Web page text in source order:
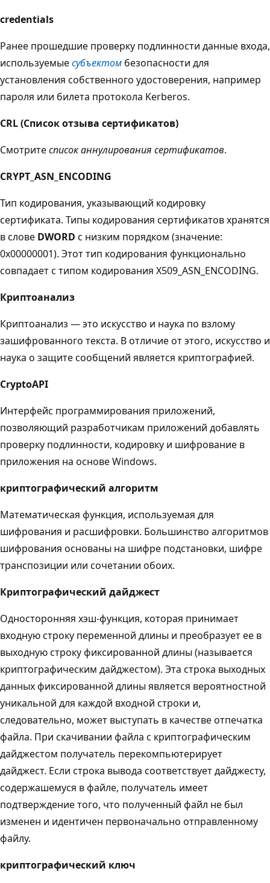
credentials
Ранее прошедшие проверку подлинности данные входа,
используемыесубъектом безопасности для
установления собственного удостоверения, например
пароля или билета протокола Kerberos.
CRL (Список отзыва сертификатов)
Смотритесписок аннулирования сертификатов.
CRYPT_ASN_ENCODING
Тип кодирования, указывающий кодировку
сертификата. Типы кодирования сертификатов хранятся
в слове DWORD с низким порядком (значение:
0x00000001). Этот тип кодирования функционально
совпадает с типом кодирования X509_ASN_ENCODING.
Криптоанализ
Криптоанализ — это искусство и наука по взлому
зашифрованного текста. В отличие от этого, искусство и
наука о защите сообщений является криптографией.
CryptoAPI
Интерфейс программирования приложений,
позволяющий разработчикам приложений добавлять
проверку подлинности, кодировку и шифрование в
приложения на основе Windows.
криптографический алгоритм
Математическая функция, используемая для
шифрования и расшифровки. Большинство алгоритмов
шифрования основаны на шифре подстановки, шифре
транспозиции или сочетании обоих.
Криптографический дайджест
Односторонняя хэш-функция, которая принимает
входную строку переменной длины и преобразует ее в
выходную строку фиксированной длины (называется
криптографическим дайджестом). Эта строка выходных
данных фиксированной длины является вероятностной
уникальной для каждой входной строки и,
следовательно, может выступать в качестве отпечатка
файла. При скачивании файла с криптографическим
дайджестом получатель перекомпьютерирует
дайджест. Если строка вывода соответствует дайджесту,
содержашемуся в файле, получатель имеет
подтверждение того, что полученный файл не был
изменен и идентичен первоначально отправленному
файлу.
криптографический ключ